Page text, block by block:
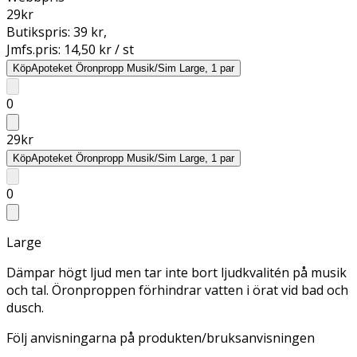
29kr
Butikspris: 39 kr,
Jmfs.pris: 14,50 kr / st
KöpApoteket Öronpropp Musik/Sim Large, 1 par
0
29kr
KöpApoteket Öronpropp Musik/Sim Large, 1 par
0
Large
Dämpar högt ljud men tar inte bort ljudkvalitén på musik
och tal. Öronproppen förhindrar vatten i örat vid bad och
dusch.
Följ anvisningarna på produkten/bruksanvisningen